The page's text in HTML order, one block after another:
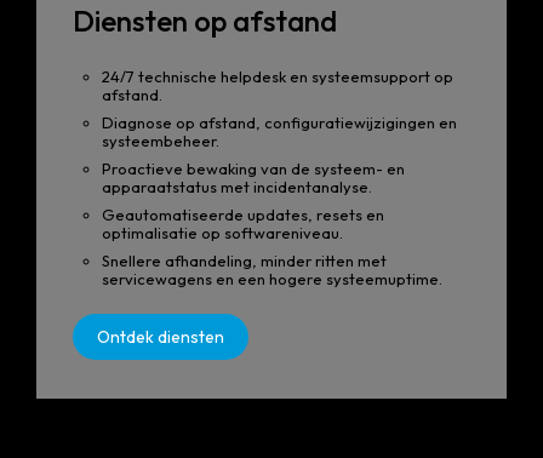
Diensten op afstand
24/7 technische helpdesk en systeemsupport op
afstand.
Diagnose op afstand, configuratiewijzigingen en
systeembeheer.
Proactieve bewaking van de systeem- en
apparaatstatus met incidentanalyse.
Geautomatiseerde updates, resets en
optimalisatie op softwareniveau.
Snellere afhandeling, minder ritten met
servicewagens en een hogere systeemuptime.
Ontdek diensten